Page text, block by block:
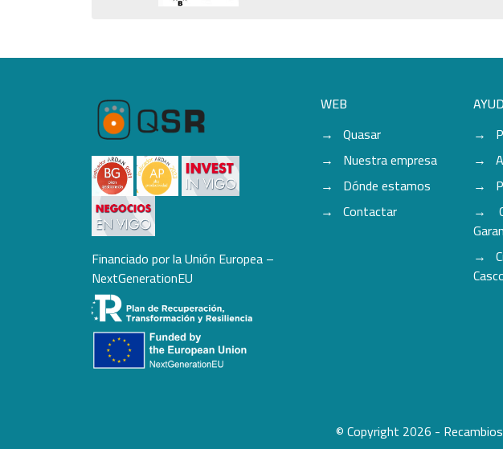
Financiado por la Unión Europea –
NextGenerationEU
WEB
Quasar
Nuestra empresa
Dónde estamos
Contactar
© Copyright 2026 - Recambios